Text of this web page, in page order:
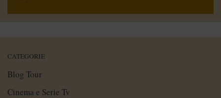
CATEGORIE
Blog Tour
Cinema e Serie Tv